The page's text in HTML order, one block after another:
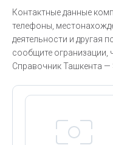
Контактные данные
телефоны,
деятельности и другая
сообщите огранизации,
Справочник Ташкента —